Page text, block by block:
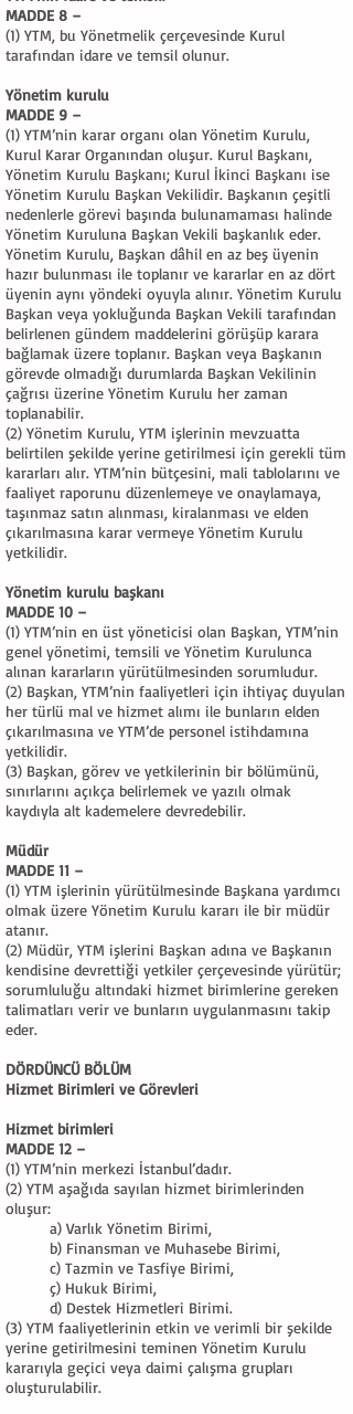
MADDE 8 –
(1) YTM, bu Yönetmelik çerçevesinde Kurul
tarafından idare ve temsil olunur.
Yönetim kurulu
MADDE 9 –
(1) YTM’nin karar organı olan Yönetim Kurulu,
Kurul Karar Organından oluşur. Kurul Başkanı,
Yönetim Kurulu Başkanı; Kurul İkinci Başkanı ise
Yönetim Kurulu Başkan Vekilidir. Başkanın çeşitli
nedenlerle görevi başında bulunamaması halinde
Yönetim Kuruluna Başkan Vekili başkanlık eder.
Yönetim Kurulu, Başkan dâhil en az beş üyenin
hazır bulunması ile toplanır ve kararlar en az dört
üyenin aynı yöndeki oyuyla alınır. Yönetim Kurulu
Başkan veya yokluğunda Başkan Vekili tarafından
belirlenen gündem maddelerini görüşüp karara
bağlamak üzere toplanır. Başkan veya Başkanın
görevde olmadığı durumlarda Başkan Vekilinin
çağrısı üzerine Yönetim Kurulu her zaman
toplanabilir.
(2) Yönetim Kurulu, YTM işlerinin mevzuatta
belirtilen şekilde yerine getirilmesi için gerekli tüm
kararları alır. YTM’nin bütçesini, mali tablolarını ve
faaliyet raporunu düzenlemeye ve onaylamaya,
taşınmaz satın alınması, kiralanması ve elden
çıkarılmasına karar vermeye Yönetim Kurulu
yetkilidir.
Yönetim kurulu başkanı
MADDE 10 –
(1) YTM’nin en üst yöneticisi olan Başkan, YTM’nin
genel yönetimi, temsili ve Yönetim Kurulunca
alınan kararların yürütülmesinden sorumludur.
(2) Başkan, YTM’nin faaliyetleri için ihtiyaç duyulan
her türlü mal ve hizmet alımı ile bunların elden
çıkarılmasına ve YTM’de personel istihdamına
yetkilidir.
(3) Başkan, görev ve yetkilerinin bir bölümünü,
sınırlarını açıkça belirlemek ve yazılı olmak
kaydıyla alt kademelere devredebilir.
Müdür
MADDE 11 –
(1) YTM işlerinin yürütülmesinde Başkana yardımcı
olmak üzere Yönetim Kurulu kararı ile bir müdür
atanır.
(2) Müdür, YTM işlerini Başkan adına ve Başkanın
kendisine devrettiği yetkiler çerçevesinde yürütür;
sorumluluğu altındaki hizmet birimlerine gereken
talimatları verir ve bunların uygulanmasını takip
eder.
DÖRDÜNCÜ BÖLÜM
Hizmet Birimleri ve Görevleri
Hizmet birimleri
MADDE 12 –
(1) YTM’nin merkezi İstanbul’dadır.
(2) YTM aşağıda sayılan hizmet birimlerinden
oluşur:
a) Varlık Yönetim Birimi,
b) Finansman ve Muhasebe Birimi,
c) Tazmin ve Tasfiye Birimi,
ç) Hukuk Birimi,
d) Destek Hizmetleri Birimi.
(3) YTM faaliyetlerinin etkin ve verimli bir şekilde
yerine getirilmesini teminen Yönetim Kurulu
kararıyla geçici veya daimi çalışma grupları
oluşturulabilir.